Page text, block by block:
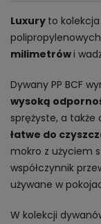
Luxury to
milimetrówi
Dywany PP BCF
wysoką
sprężyste, a także
łatwe do
mokro z użyciem
współczynnik
używane w
W kolekcji